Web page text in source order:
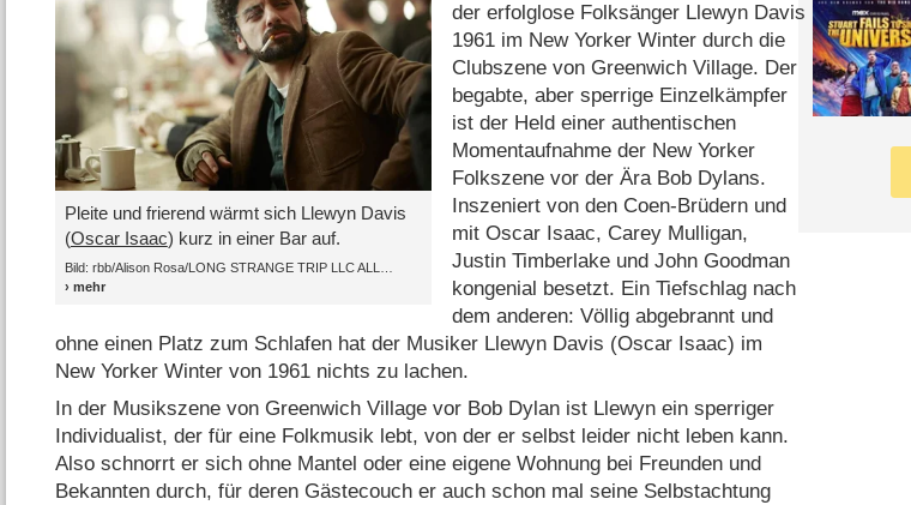
Pleite und frierend wärmt sich Llewyn Davis
(Oscar Isaac) kurz in einer Bar auf.
Bild: rbb/​Alison Rosa/​LONG STRANGE TRIP LLC ALL
der erfolglose Folksänger Llewyn Davis
1961 im New Yorker Winter durch die
Clubszene von Greenwich Village. Der
begabte, aber sperrige Einzelkämpfer
ist der Held einer authentischen
Momentaufnahme der New Yorker
Folkszene vor der Ära Bob Dylans.
Inszeniert von den Coen-Brüdern und
mit Oscar Isaac, Carey Mulligan,
Justin Timberlake und John Goodman
kongenial besetzt. Ein Tiefschlag nach
dem anderen: Völlig abgebrannt und
ohne einen Platz zum Schlafen hat der Musiker Llewyn Davis (Oscar Isaac) im
New Yorker Winter von 1961 nichts zu lachen.
In der Musikszene von Greenwich Village vor Bob Dylan ist Llewyn ein sperriger
Individualist, der für eine Folkmusik lebt, von der er selbst leider nicht leben kann.
Also schnorrt er sich ohne Mantel oder eine eigene Wohnung bei Freunden und
Bekannten durch, für deren Gästecouch er auch schon mal seine Selbstachtung